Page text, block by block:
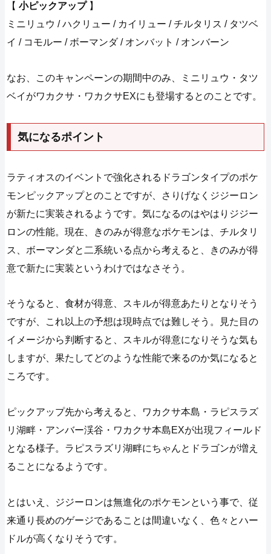
【小ピックアップ】
ミニリュウ / ハクリュー / カイリュー / チルタリス / タツベ
イ / コモルー / ボーマンダ / オンバット / オンバーン
なお、このキャンペーンの期間中のみ、ミニリュウ・タツ
ベイがワカクサ・ワカクサEXにも登場するとのことです。
気になるポイント
ラティオスのイベントで強化されるドラゴンタイプのポケ
モンピックアップとのことですが、さりげなくジジーロン
が新たに実装されるようです。気になるのはやはりジジー
ロンの性能。現在、きのみが得意なポケモンは、チルタリ
ス、ボーマンダと二系統いる点から考えると、きのみが得
意で新たに実装というわけではなさそう。
そうなると、食材が得意、スキルが得意あたりとなりそう
ですが、これ以上の予想は現時点では難しそう。見た目の
イメージから判断すると、スキルが得意になりそうな気も
しますが、果たしてどのような性能で来るのか気になると
ころです。
ピックアップ先から考えると、ワカクサ本島・ラピスラズ
リ湖畔・アンバー渓谷・ワカクサ本島EXが出現フィールド
となる様子。ラピスラズリ湖畔にちゃんとドラゴンが増え
ることになるようです。
とはいえ、ジジーロンは無進化のポケモンという事で、従
来通り長めのゲージであることは間違いなく、色々とハー
ドルが高くなりそうです。